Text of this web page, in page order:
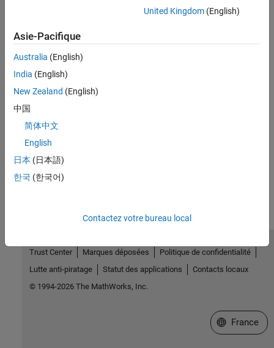
mxsetdimensionsf.F
Version History
Introduced before R2006a
See Also
mxIsClass
United Kingdom(English)
Asie-Pacifique
Australia (English)
India (English)
New Zealand (English)
中国
简体中文
English
日本 (日本語)
한국 (한국어)
Contactez votre bureau local
Trust Center Marques déposées
Politique de confidentialité
Lutte anti-piratage
Statut des applications
Contacts locaux
© 1994-2026 The MathWorks, Inc.
Sélectionner
France